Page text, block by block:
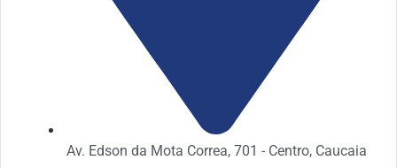
Av. Edson da Mota Correa, 701 - Centro, Caucaia